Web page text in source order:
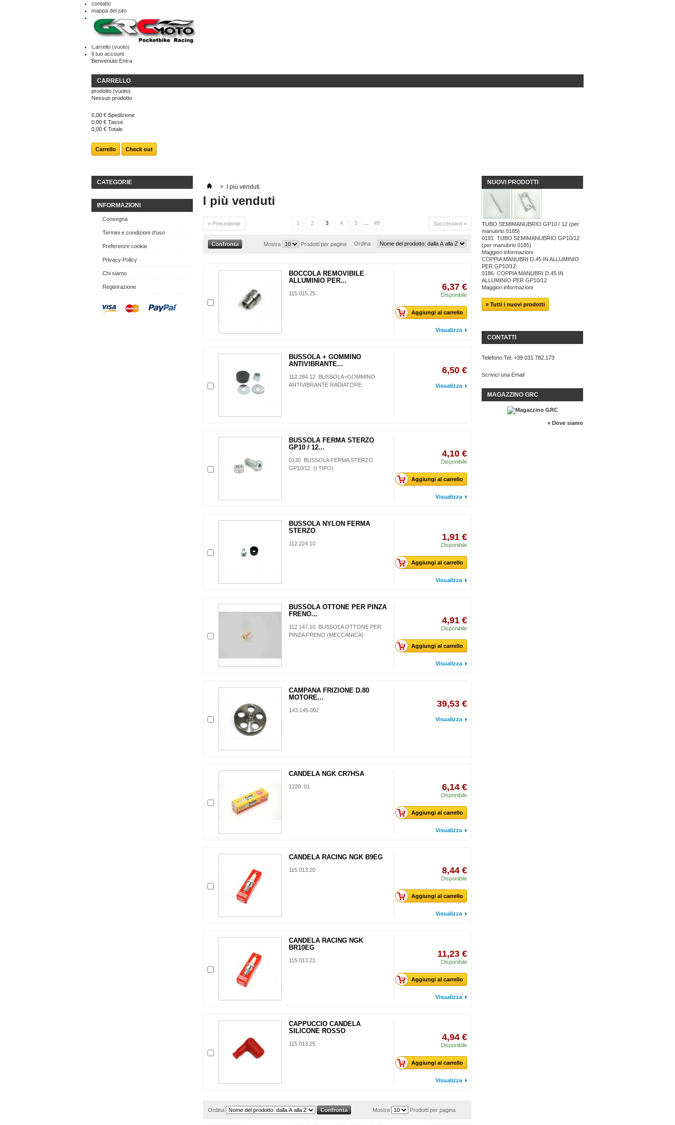
contatto
mappa del sito
Carrello (vuoto)
Il tuo account
Benvenuto Entra
CARRELLO
prodotto (vuoto)
Nessun prodotto
0,00 € Spedizione
0,00 € Tasse
0,00 € Totale
Carrello Check out
CATEGORIE
INFORMAZIONI
Consegna
Termini e condizioni d'uso
Preferenze cookie
Privacy Policy
Chi siamo
Registrazione
> I più venduti
I più venduti
« Precedente 1 2 3 4 5 49 Successivo »
Ordina
Mostra Prodotti per pagina
BOCCOLA REMOVIBILE
ALLUMINIO PER...
115.015.25
6,37 €
Disponibile
Aggiungi al carrello
Visualizza
BUSSOLA + GOMMINO
ANTIVIBRANTE...
112.284.12 BUSSOLA+GOMMINO
ANTIVIBRANTE RADIATORE
6,50 €
Visualizza
BUSSOLA FERMA STERZO
GP10 / 12...
0130 BUSSOLA FERMA STERZO
GP10/12 (I TIPO)
4,10 €
Disponibile
Aggiungi al carrello
Visualizza
BUSSOLA NYLON FERMA
STERZO
112.224.10
1,91 €
Disponibile
Aggiungi al carrello
Visualizza
BUSSOLA OTTONE PER PINZA
FRENO...
112.147.10 BUSSOLA OTTONE PER
PINZA FRENO (MECCANICA)
4,91 €
Disponibile
Aggiungi al carrello
Visualizza
CAMPANA FRIZIONE D.80
MOTORE...
143.145.002
39,53 €
Visualizza
CANDELA NGK CR7HSA
1220 01 6,14 €
Disponibile
Aggiungi al carrello
Visualizza
CANDELA RACING NGK B9EG
115.013.20 8,44 €
Disponibile
Aggiungi al carrello
Visualizza
CANDELA RACING NGK
BR10EG
115.013.21
11,23 €
Disponibile
Aggiungi al carrello
Visualizza
CAPPUCCIO CANDELA
SILICONE ROSSO
115.013.25
4,94 €
Disponibile
Aggiungi al carrello
Visualizza
Ordina Mostra Prodotti per pagina
NUOVI PRODOTTI
TUBO SEMIMANUBRIO GP10 / 12 (per
manubrio 0185)
0191 TUBO SEMIMANUBRIO GP10/12
(per manubrio 0185)
Maggiori informazioni
COPPIA MANUBRI D.45 IN ALLUMINIO
PER GP10/12
0186 COPPIA MANUBRI D.45 IN
ALLUMINIO PER GP10/12
Maggiori informazioni
» Tutti i nuovi prodotti
CONTATTI
Telefono:Tel. +39 031 782.173
Scrivici una Email
MAGAZZINO GRC
» Dove siamo